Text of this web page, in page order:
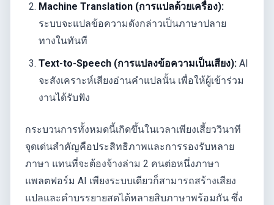
Machine Translation (การแปลด้วยเครื่อง):
ระบบจะแปลข้อความดังกล่าวเป็นภาษาปลาย
ทางในทันที
Text-to-Speech (การแปลงข้อความเป็นเสียง): AI
จะสังเคราะห์เสียงอ่านคำแปลนั้น เพื่อให้ผู้เข้าร่วม
งานได้รับฟัง
กระบวนการทั้งหมดนี้เกิดขึ้นในเวลาเพียงเสี้ยววินาที
จุดเด่นสำคัญคือประสิทธิภาพและการรองรับหลาย
ภาษา แทนที่จะต้องจ้างล่าม 2 คนต่อหนึ่งภาษา
แพลตฟอร์ม AI เพียงระบบเดียวก็สามารถสร้างเสียง
แปลและคำบรรยายสดได้หลายสิบภาษาพร้อมกัน ซึ่ง